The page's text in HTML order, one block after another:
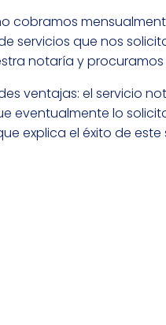
cobramos
servicios que nos
notaría y
ventajas: el servicio
eventualmente lo
explica el éxito de